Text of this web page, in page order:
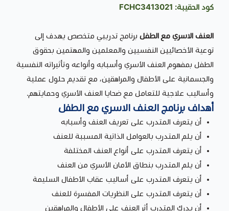
كود الحقيبة: FCHC3413021
العنف الاسري مع الطفل برنامج تدريبي متخصص يهدف إلى
توعية الأخصائيين النفسيين والمعلمين والمهتمين بحقوق
الطفل بمفهوم العنف الأسري وأسبابه وأنواعه وتأثيراته النفسية
والجسمانية على الأطفال والمراهقين، مع تقديم حلول عملية
وأساليب علاجية للتعامل مع ضحايا العنف الأسري وحمايتهم.
أهداف برنامج العنف الاسري مع الطفل
أن يتعرف المتدرب على تعريف العنف وأسبابه
أن يلم المتدرب بالعوامل الذاتية المسببة للعنف
أن يتعرف المتدرب على أنواع العنف المختلفة
أن يلم المتدرب بنطاق الأمان الأسري من العنف
أن يتعرف المتدرب على أساليب عقاب الأطفال السليمة
أن يتعرف المتدرب على النظريات المفسرة للعنف
أن يدرك المتدرب أثر العنف على الأطفال والمراهقين